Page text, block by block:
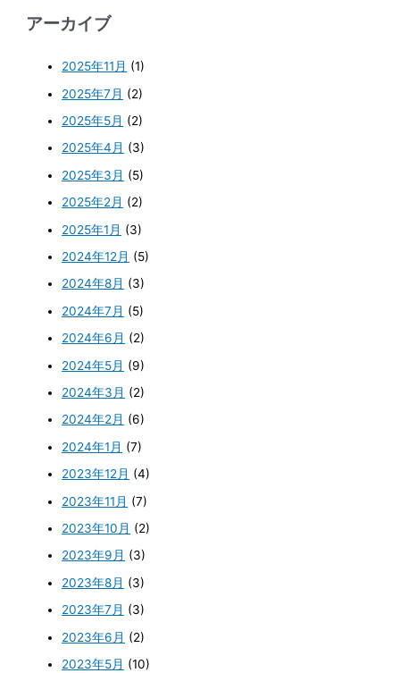
アーカイブ
2025年11月 (1)
2025年7月 (2)
2025年5月 (2)
2025年4月 (3)
2025年3月 (5)
2025年2月 (2)
2025年1月 (3)
2024年12月 (5)
2024年8月 (3)
2024年7月 (5)
2024年6月 (2)
2024年5月 (9)
2024年3月 (2)
2024年2月 (6)
2024年1月 (7)
2023年12月 (4)
2023年11月 (7)
2023年10月 (2)
2023年9月 (3)
2023年8月 (3)
2023年7月 (3)
2023年6月 (2)
2023年5月 (10)